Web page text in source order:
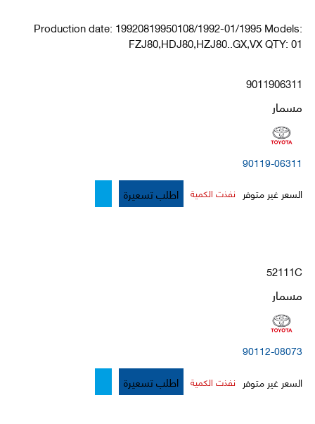
Production date: 19920819950108/1992-01/1995 Models:
FZJ80,HDJ80,HZJ80..GX,VX QTY: 01
9011906311
مسمار
90119-06311
السعر غير متوفر نفذت الكمية اطلب تسعيرة
52111C
مسمار
90112-08073
السعر غير متوفر نفذت الكمية اطلب تسعيرة